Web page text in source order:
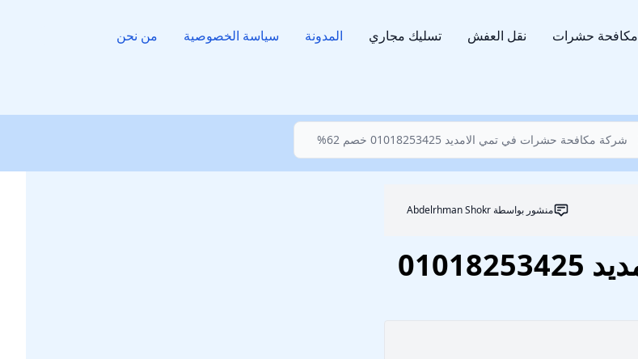
مكافحة حشرات نقل العفش تسليك مجاري المدونة سياسة الخصوصية من نحن
شركة مكافحة حشرات في تمي الامديد 01018253425 خصم 62%
منشور بواسطةAbdelrhman Shokr
شركة مكافحة حشرات في تمي الامديد 01018253425